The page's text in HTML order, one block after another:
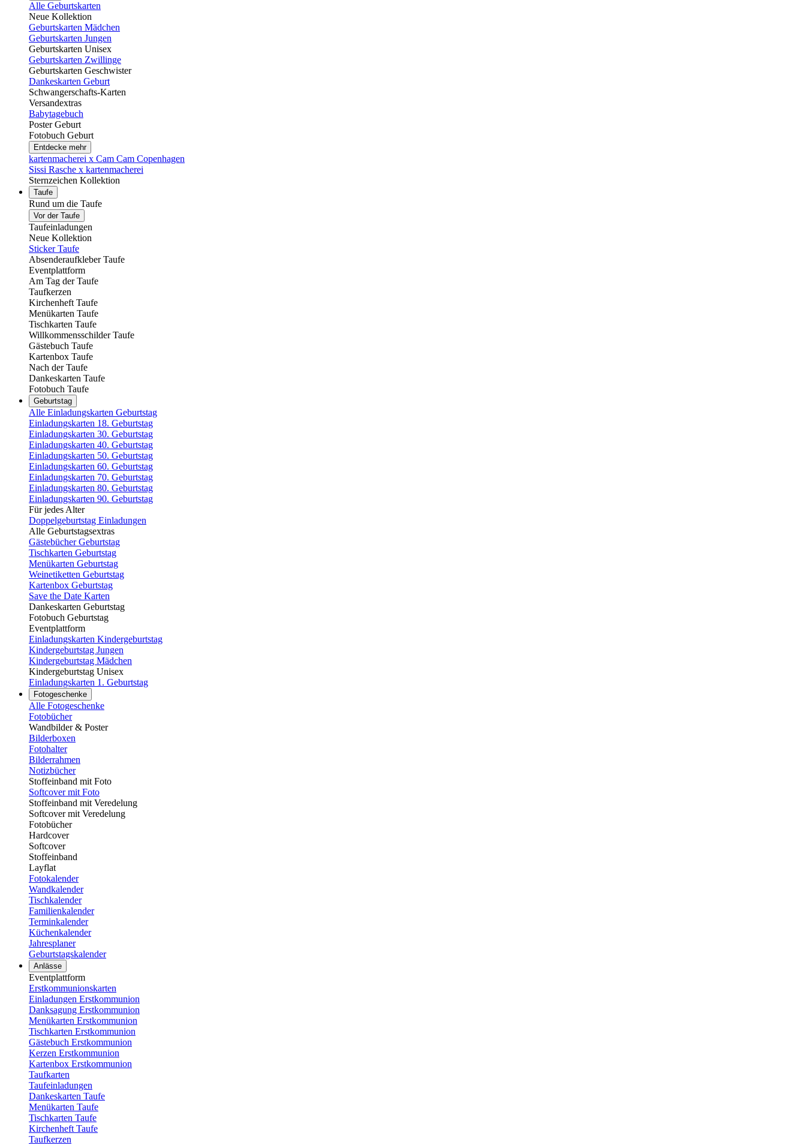
Alle Geburtskarten
Neue Kollektion
Geburtskarten Mädchen
Geburtskarten Jungen
Geburtskarten Unisex
Geburtskarten Zwillinge
Geburtskarten Geschwister
Dankeskarten Geburt
Schwangerschafts-Karten
Versandextras
Babytagebuch
Poster Geburt
Fotobuch Geburt
Entdecke mehr
kartenmacherei x Cam Cam Copenhagen
Sissi Rasche x kartenmacherei
Sternzeichen Kollektion
Taufe
Rund um die Taufe
Vor der Taufe
Taufeinladungen
Neue Kollektion
Sticker Taufe
Absenderaufkleber Taufe
Eventplattform
Am Tag der Taufe
Taufkerzen
Kirchenheft Taufe
Menükarten Taufe
Tischkarten Taufe
Willkommensschilder Taufe
Gästebuch Taufe
Kartenbox Taufe
Nach der Taufe
Dankeskarten Taufe
Fotobuch Taufe
Geburtstag
Alle Einladungskarten Geburtstag
Einladungskarten 18. Geburtstag
Einladungskarten 30. Geburtstag
Einladungskarten 40. Geburtstag
Einladungskarten 50. Geburtstag
Einladungskarten 60. Geburtstag
Einladungskarten 70. Geburtstag
Einladungskarten 80. Geburtstag
Einladungskarten 90. Geburtstag
Für jedes Alter
Doppelgeburtstag Einladungen
Alle Geburtstagsextras
Gästebücher Geburtstag
Tischkarten Geburtstag
Menükarten Geburtstag
Weinetiketten Geburtstag
Kartenbox Geburtstag
Save the Date Karten
Dankeskarten Geburtstag
Fotobuch Geburtstag
Eventplattform
Einladungskarten Kindergeburtstag
Kindergeburtstag Jungen
Kindergeburtstag Mädchen
Kindergeburtstag Unisex
Einladungskarten 1. Geburtstag
Fotogeschenke
Alle Fotogeschenke
Fotobücher
Wandbilder & Poster
Bilderboxen
Fotohalter
Bilderrahmen
Notizbücher
Stoffeinband mit Foto
Softcover mit Foto
Stoffeinband mit Veredelung
Softcover mit Veredelung
Fotobücher
Hardcover
Softcover
Stoffeinband
Layflat
Fotokalender
Wandkalender
Tischkalender
Familienkalender
Terminkalender
Küchenkalender
Jahresplaner
Geburtstagskalender
Anlässe
Eventplattform
Erstkommunionskarten
Einladungen Erstkommunion
Danksagung Erstkommunion
Menükarten Erstkommunion
Tischkarten Erstkommunion
Gästebuch Erstkommunion
Kerzen Erstkommunion
Kartenbox Erstkommunion
Taufkarten
Taufeinladungen
Dankeskarten Taufe
Menükarten Taufe
Tischkarten Taufe
Kirchenheft Taufe
Taufkerzen